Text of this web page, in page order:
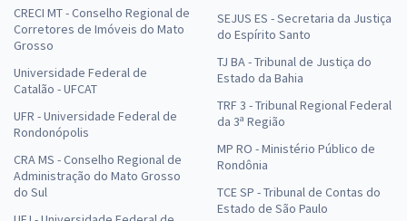
CRECI MT - Conselho Regional de
Corretores de Imóveis do Mato
Grosso
Universidade Federal de
Catalão - UFCAT
UFR - Universidade Federal de
Rondonópolis
CRA MS - Conselho Regional de
Administração do Mato Grosso
do Sul
SEJUS ES - Secretaria da Justiça
do Espírito Santo
TJ BA - Tribunal de Justiça do
Estado da Bahia
TRF 3 - Tribunal Regional Federal
da 3ª Região
MP RO - Ministério Público de
Rondônia
TCE SP - Tribunal de Contas do
Estado de São Paulo